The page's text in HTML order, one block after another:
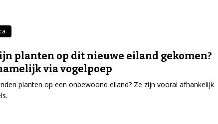
planten op dit nieuwe eiland gekomen?
via vogelpoep
planten op een onbewoond eiland? Ze zijn vooral afhankelijk